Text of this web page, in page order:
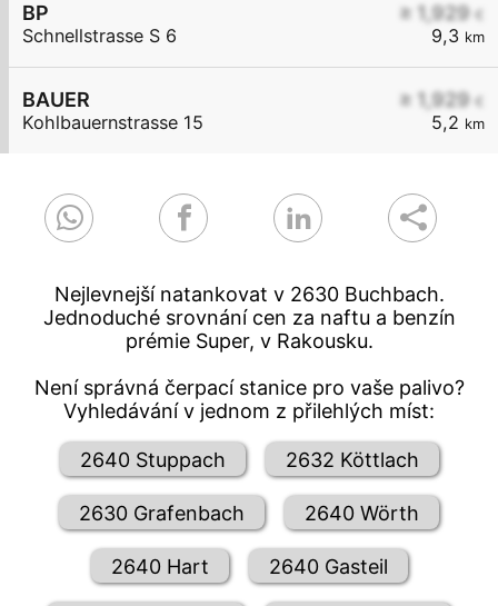
≥ 1,929 €
9,3 km
BP
Schnellstrasse S 6
≥ 1,929 €
5,2 km
BAUER
Kohlbauernstrasse 15
Nejlevnejší natankovat v 2630 Buchbach.
Jednoduché srovnání cen za naftu a benzín
prémie Super, v Rakousku.
Není správná čerpací stanice pro vaše palivo?
Vyhledávání v jednom z přilehlých míst:
2640 Stuppach 2632 Köttlach
2630 Grafenbach 2640 Wörth
2640 Hart 2640 Gasteil